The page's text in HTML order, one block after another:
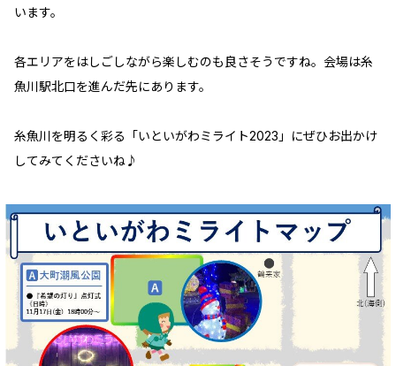
います。
各エリアをはしごしながら楽しむのも良さそうですね。会場は糸
魚川駅北口を進んだ先にあります。
糸魚川を明るく彩る「いといがわミライト2023」にぜひお出かけ
してみてくださいね♪